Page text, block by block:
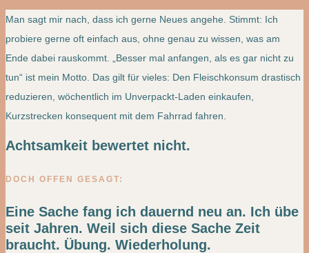
Man sagt mir nach, dass ich gerne Neues angehe. Stimmt: Ich
probiere gerne oft einfach aus, ohne genau zu wissen, was am
Ende dabei rauskommt. „Besser mal anfangen, als es gar nicht zu
tun“ ist mein Motto. Das gilt für vieles: Den Fleischkonsum drastisch
reduzieren, wöchentlich im Unverpackt-Laden einkaufen,
Kurzstrecken konsequent mit dem Fahrrad fahren.
Achtsamkeit bewertet nicht.
DOCH OFFEN GESAGT:
Eine Sache fang ich dauernd neu an. Ich übe
seit Jahren. Weil sich diese Sache Zeit
braucht. Übung. Wiederholung.